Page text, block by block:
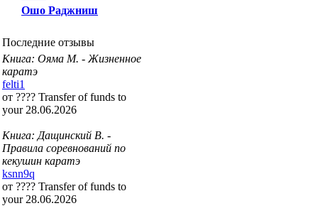
Ошо Раджниш
Последние отзывы
Книга: Ояма М. - Жизненное
каратэ
felti1
от ???? Transfer of funds to
your 28.06.2026
Книга: Дащинский В. -
Правила соревнований по
кекушин каратэ
ksnn9q
от ???? Transfer of funds to
your 28.06.2026